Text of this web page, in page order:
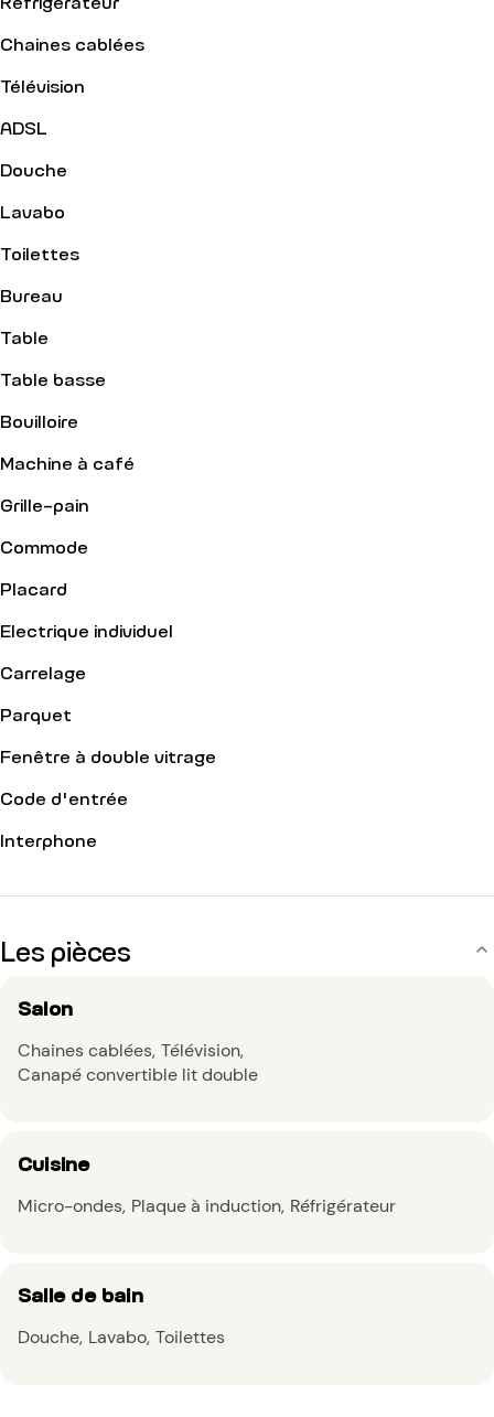
Chaines cablées
Télévision
ADSL
Douche
Lavabo
Toilettes
Bureau
Table
Table basse
Bouilloire
Machine à café
Grille-pain
Commode
Placard
Electrique individuel
Carrelage
Parquet
Fenêtre à double vitrage
Code d'entrée
Interphone
Les pièces
Salon
Chaines cablées Télévision
Canapé convertible lit double
Cuisine
Micro-ondes Plaque à induction Réfrigérateur
Salle de bain
Douche Lavabo Toilettes